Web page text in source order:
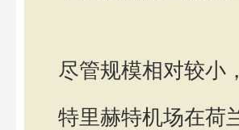
尽管规模相对较小
特里赫特机场在荷